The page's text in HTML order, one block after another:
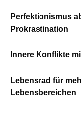
Perfektionismus
Prokrastination
Innere Konflikte
Lebensrad für
Lebensbereichen